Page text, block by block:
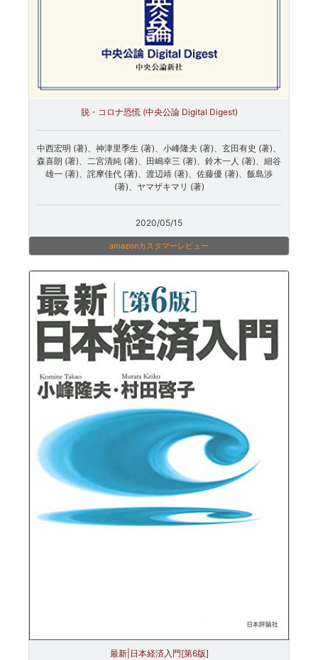
脱・コロナ恐慌 (中央公論 Digital Digest)
中西宏明 (著)、神津里季生 (著)、小峰隆夫 (著)、玄田有史 (著)、
森喜朗 (著)、二宮清純 (著)、田嶋幸三 (著)、鈴木一人 (著)、細谷
雄一 (著)、詫摩佳代 (著)、渡辺靖 (著)、佐藤優 (著)、飯島渉
(著)、ヤマザキマリ (著)
2020/05/15
amazonカスタマーレビュー
最新|日本経済入門[第6版]